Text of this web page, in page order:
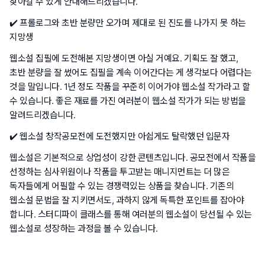
✔️ 프롤로그와 초반 분량만 오가며 제대로 된 진도를 나가지 못 하는
지망생
웹소설 집필에 도전해본 지망생이면 아실 거예요. 기획도 잘 했고,
초반 분량을 잘 썼어도 집필을 계속 이어간다는 게 생각보다 어렵다는
것을 말입니다. 1년 정도 작품을 꾸준히 이어가야 웹소설 작가라고 할
수 있습니다. 좋은 재료를 가진 여러분이 웹소설 작가가 되는 방법을
알려드리겠습니다.
✔️ 웹소설 창작공모전에 도전했지만 아쉽게도 탈락했던 입문자
웹소설은 기본적으로 상업성이 강한 콘텐츠입니다. 공모전에서 작품을
선정하는 심사위원이나 작품을 투고받는 매니지먼트는 더 많은
독자들에게 어필할 수 있는 경쟁력있는 상품을 찾습니다. 기존의
웹소설 문법을 잘 지키면서도, 과하지 않게 독특한 포인트를 잡아야
합니다. 스터디파이 클래스를 통해 여러분의 웹소설이 당선될 수 있는
웹소설로 성장하는 과정을 볼 수 있습니다.